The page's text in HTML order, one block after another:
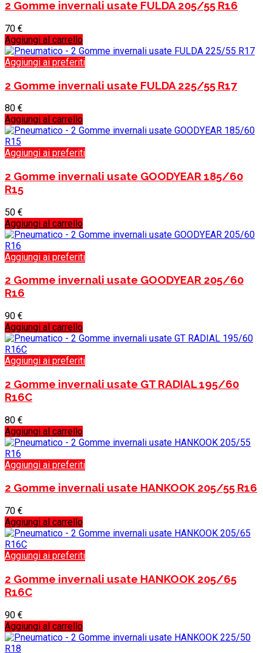
2 Gomme invernali usate FULDA 205/55 R16
70 €
Aggiungi al carrello
Aggiungi ai preferiti
2 Gomme invernali usate FULDA 225/55 R17
80 €
Aggiungi al carrello
Aggiungi ai preferiti
2 Gomme invernali usate GOODYEAR 185/60
R15
50 €
Aggiungi al carrello
Aggiungi ai preferiti
2 Gomme invernali usate GOODYEAR 205/60
R16
90 €
Aggiungi al carrello
Aggiungi ai preferiti
2 Gomme invernali usate GT RADIAL 195/60
R16C
80 €
Aggiungi al carrello
Aggiungi ai preferiti
2 Gomme invernali usate HANKOOK 205/55 R16
70 €
Aggiungi al carrello
Aggiungi ai preferiti
2 Gomme invernali usate HANKOOK 205/65
R16C
90 €
Aggiungi al carrello